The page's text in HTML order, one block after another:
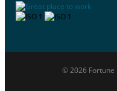
© 2026 Fortune